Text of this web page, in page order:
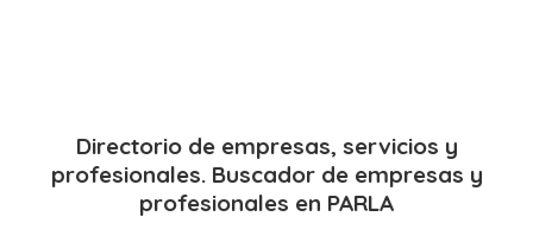
Directorio de empresas, servicios y
profesionales. Buscador de empresas y
profesionales en PARLA